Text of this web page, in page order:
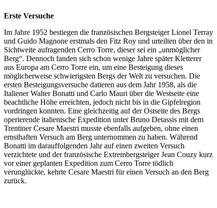
Erste Versuche
Im Jahre 1952 bestiegen die französischen Bergsteiger Lionel Terray
und Guido Magnone erstmals den Fitz Roy und urteilten über den in
Sichtweite aufragenden Cerro Torre, dieser sei ein „unmöglicher
Berg“. Dennoch fanden sich schon wenige Jahre später Kletterer
aus Europa am Cerro Torre ein, um eine Besteigung dieses
möglicherweise schwierigsten Bergs der Welt zu versuchen. Die
ersten Besteigungsversuche datieren aus dem Jahr 1958, als die
Italiener Walter Bonatti und Carlo Mauri über die Westseite eine
beachtliche Höhe erreichten, jedoch nicht bis in die Gipfelregion
vordringen konnten. Eine gleichzeitig auf der Ostseite des Bergs
operierende italienische Expedition unter Bruno Detassis mit dem
Trentiner Cesare Maestri musste ebenfalls aufgeben, ohne einen
ernsthaften Versuch am Berg unternommen zu haben. Während
Bonatti im darauffolgenden Jahr auf einen zweiten Versuch
verzichtete und der französische Extrembergsteiger Jean Couzy kurz
vor einer geplanten Expedition zum Cerro Torre tödlich
verunglückte, kehrte Cesare Maestri für einen Versuch an den Berg
zurück.